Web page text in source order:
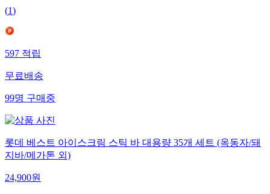
(1)
597 적립
무료배송
99명 구매중
롯데 베스트 아이스크림 스틱 바 대용량 35개 세트 (옥동자/돼
지바/메가톤 외)
24,900원